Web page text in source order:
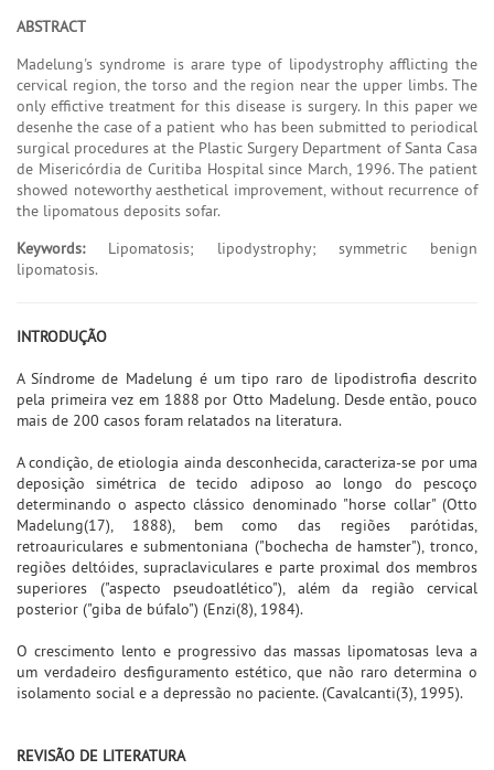
ABSTRACT
Madelung's syndrome is arare type of lipodystrophy afflicting the
cervical region, the torso and the region near the upper limbs. The
only effictive treatment for this disease is surgery. In this paper we
desenhe the case of a patient who has been submitted to periodical
surgical procedures at the Plastic Surgery Department of Santa Casa
de Misericórdia de Curitiba Hospital since March, 1996. The patient
showed noteworthy aesthetical improvement, without recurrence of
the lipomatous deposits sofar.
Keywords:Lipomatosis; lipodystrophy; symmetric benign
lipomatosis.
INTRODUÇÃO
A Síndrome de Madelung é um tipo raro de lipodistrofia descrito
pela primeira vez em 1888 por Otto Madelung. Desde então, pouco
mais de 200 casos foram relatados na literatura.
A condição, de etiologia ainda desconhecida, caracteriza-se por uma
deposição simétrica de tecido adiposo ao longo do pescoço
determinando o aspecto clássico denominado "horse collar" (Otto
Madelung(17), 1888), bem como das regiões parótidas,
retroauriculares e submentoniana ("bochecha de hamster"), tronco,
regiões deltóides, supraclaviculares e parte proximal dos membros
superiores ("aspecto pseudoatlético"), além da região cervical
posterior ("giba de búfalo") (Enzi(8), 1984).
O crescimento lento e progressivo das massas lipomatosas leva a
um verdadeiro desfiguramento estético, que não raro determina o
isolamento social e a depressão no paciente. (Cavalcanti(3), 1995).
REVISÃO DE LITERATURA